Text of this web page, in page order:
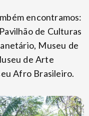
encontramos:
de Culturas
Museu de
de Arte
Afro Brasileiro.